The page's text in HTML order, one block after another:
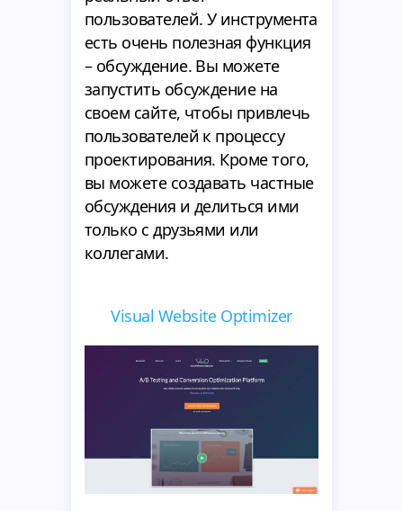
пользователей. У инструмента
есть очень полезная функция
– обсуждение. Вы можете
запустить обсуждение на
своем сайте, чтобы привлечь
пользователей к процессу
проектирования. Кроме того,
вы можете создавать частные
обсуждения и делиться ими
только с друзьями или
коллегами.
Visual Website Optimizer